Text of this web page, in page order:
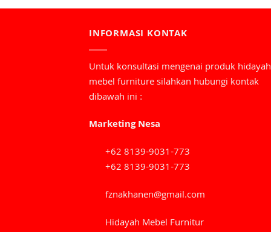
INFORMASI KONTAK
Untuk konsultasi mengenai produk hidayah
mebel furniture silahkan hubungi kontak
dibawah ini :
Marketing Nesa
+62 8139-9031-773
+62 8139-9031-773
fznakhanen@gmail.com
Hidayah Mebel Furnitur